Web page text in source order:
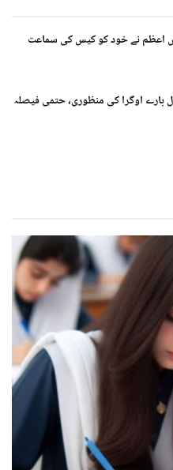
نے خود کو کیس کی سماعت
اوگرا کی منظوری، حتمی فیصلہ